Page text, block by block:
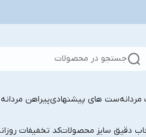
جستجو در محصولات
ست های پیشنهادیپیراهن مردانه
دقیق سایز محصولاتکد تخفیفات